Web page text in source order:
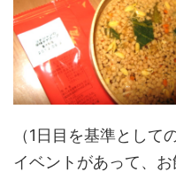
（1日目を基準として
イベントがあって、